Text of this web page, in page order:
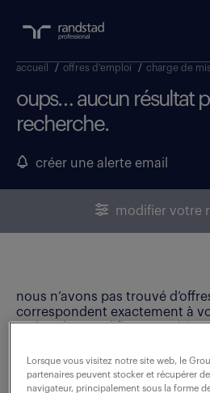
accueil / offres d'emploi / charge de
oups… aucun résultat
recherche.
créer une alerte email
modifier votre
nous n’avons pas trouvé
correspondent exactement à
recherche. Modifiez vos
Lorsque vous visitez notre site web, le
partenaires peuvent stocker et récupérer
navigateur, principalement sous la forme